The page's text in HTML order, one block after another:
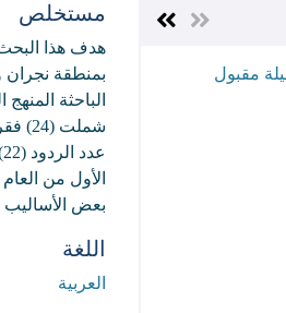
مقبول
مستخلص
هدف هذا البحث
بمنطقة نجران
الباحثة
بعض الأساليب
اللغة
العربية